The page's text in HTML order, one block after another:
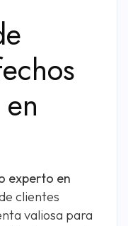
experto en
clientes
valiosa para